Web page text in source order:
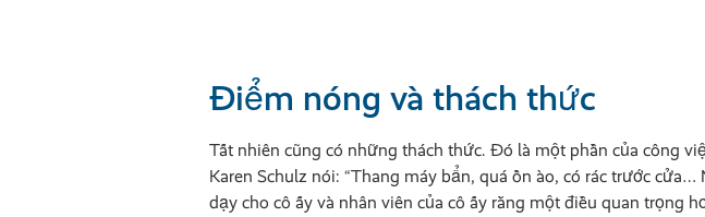
Điểm nóng và thách thức
Tất nhiên cũng có những thách thức. Đó là một phần của công
Karen Schulz nói: “Thang máy bẩn, quá ồn ào, có rác trước
dạy cho cô ấy và nhân viên của cô ấy rằng một điều quan trọng